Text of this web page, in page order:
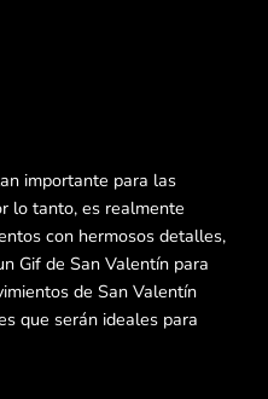
importante para las
lo tanto, es realmente
con hermosos detalles,
Gif de San Valentín para
de San Valentín
que serán ideales para